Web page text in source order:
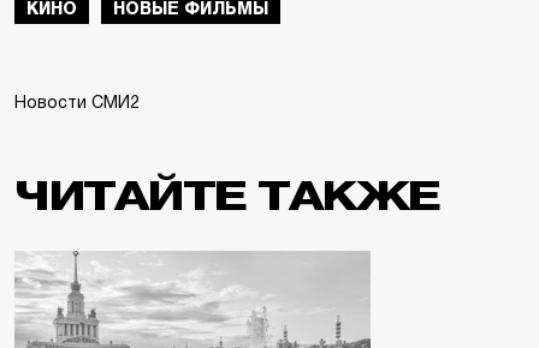
КИНО НОВЫЕ ФИЛЬМЫ
Новости СМИ2
ЧИТАЙТЕ ТАКЖЕ